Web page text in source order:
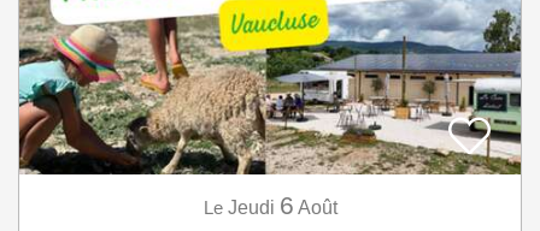
Le Jeudi 6 Août